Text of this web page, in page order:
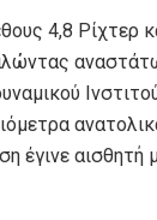
4,8 Ρίχτερ
έγινε αισθητή